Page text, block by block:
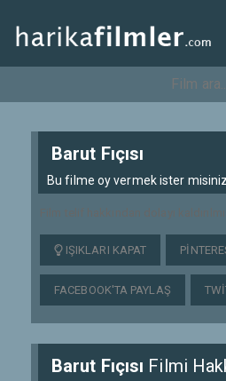
Barut Fıçısı
Bu filme oy vermek ister
IŞIKLARI KAPAT
FACEBOOK'TA PAYLAŞ
Barut Fıçısı Filmi